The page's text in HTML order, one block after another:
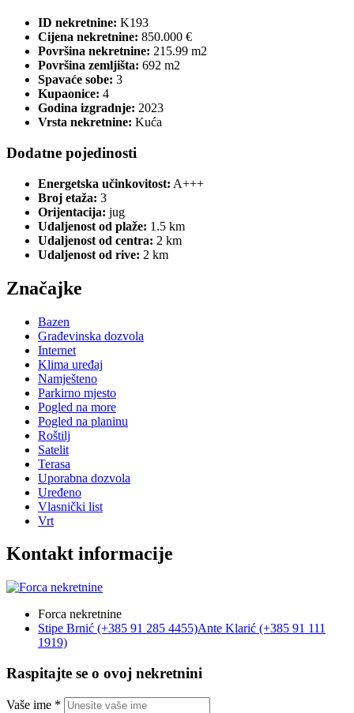
ID nekretnine: K193
Cijena nekretnine: 850.000 €
Površina nekretnine: 215.99 m2
Površina zemljišta: 692 m2
Spavaće sobe: 3
Kupaonice: 4
Godina izgradnje: 2023
Vrsta nekretnine: Kuća
Dodatne pojedinosti
Energetska učinkovitost: A+++
Broj etaža: 3
Orijentacija: jug
Udaljenost od plaže: 1.5 km
Udaljenost od centra: 2 km
Udaljenost od rive: 2 km
Značajke
Bazen
Građevinska dozvola
Internet
Klima uređaj
Namješteno
Parkirno mjesto
Pogled na more
Pogled na planinu
Roštilj
Satelit
Terasa
Uporabna dozvola
Uređeno
Vlasnički list
Vrt
Kontakt informacije
Forca nekretnine
Stipe Brnić (+385 91 285 4455)Ante Klarić (+385 91 111
1919)
Raspitajte se o ovoj nekretnini
Vaše ime *